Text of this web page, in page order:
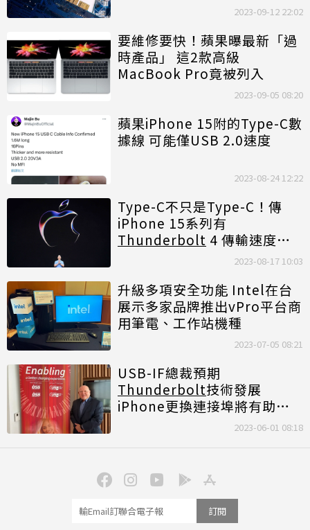
2023-09-12 22:02
要維修要快！蘋果曝最新「過
時產品」 這2款高級
MacBook Pro竟被列入
2023-09-05 08:20
蘋果iPhone 15附的Type-C數
據線 可能僅USB 2.0速度
2023-08-24 12:22
Type-C不只是Type-C！傳
iPhone 15系列有
Thunderbolt 4 傳輸速度爆
2023-08-17 10:03
升級多項安全功能 Intel在台
展示多家品牌推出vPro平台商
用筆電、工作站機種
2023-07-05 08:21
USB-IF總裁預期
Thunderbolt技術發展
iPhone更換連接埠將有助於
推動Type-C應用普及2023-06-01 08:18
訂閱